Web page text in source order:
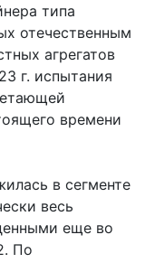
типа
отечественным
агрегатов
г. испытания
времени
в сегменте
весь
еще во
По